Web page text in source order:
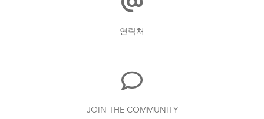
연락처
JOIN THE COMMUNITY